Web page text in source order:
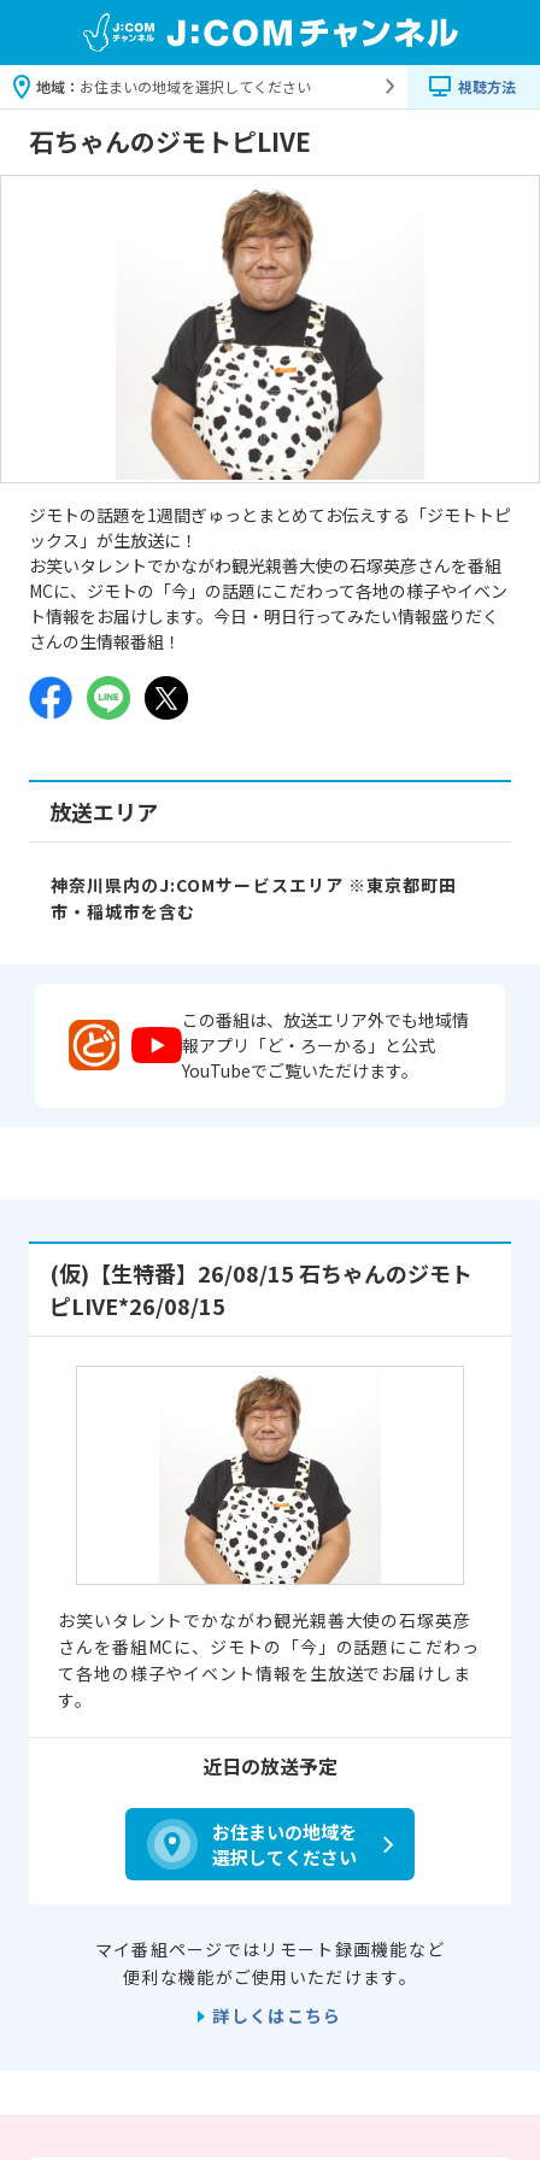
地域： お住まいの地域を選択してください 視聴方法
石ちゃんのジモトピLIVE
ジモトの話題を1週間ぎゅっとまとめてお伝えする「ジモトトピ
ックス」が生放送に！
お笑いタレントでかながわ観光親善大使の石塚英彦さんを番組
MCに、ジモトの「今」の話題にこだわって各地の様子やイベン
ト情報をお届けします。今日・明日行ってみたい情報盛りだく
さんの生情報番組！
放送エリア
神奈川県内のJ:COMサービスエリア ※東京都町田
市・稲城市を含む
この番組は、放送エリア外でも地域情
報アプリ「ど・ろーかる」と公式
YouTubeでご覧いただけます。
(仮)【生特番】26/08/15 石ちゃんのジモト
ピLIVE*26/08/15
お笑いタレントでかながわ観光親善大使の石塚英彦
さんを番組MCに、ジモトの「今」の話題にこだわっ
て各地の様子やイベント情報を生放送でお届けしま
す。
近日の放送予定
お住まいの地域を
選択してください
マイ番組ページではリモート録画機能など
便利な機能がご使用いただけます。
詳しくはこちら